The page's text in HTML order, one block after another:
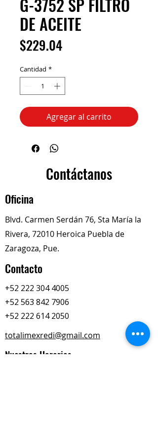
G-3752 SP FILTRO
DE ACEITE
$229.04Precio
Cantidad *
Agregar al carrito
Contáctanos
Oficina
Blvd. Carmen Serdán 76, Sta María la
Rivera, 72010 Heroica Puebla de
Zaragoza, Pue.
Contacto
+52 222 304 4005
+52 563 842 7906
+52 222 614 2050
totalimexredi@gmail.com
Nuestros Horarios